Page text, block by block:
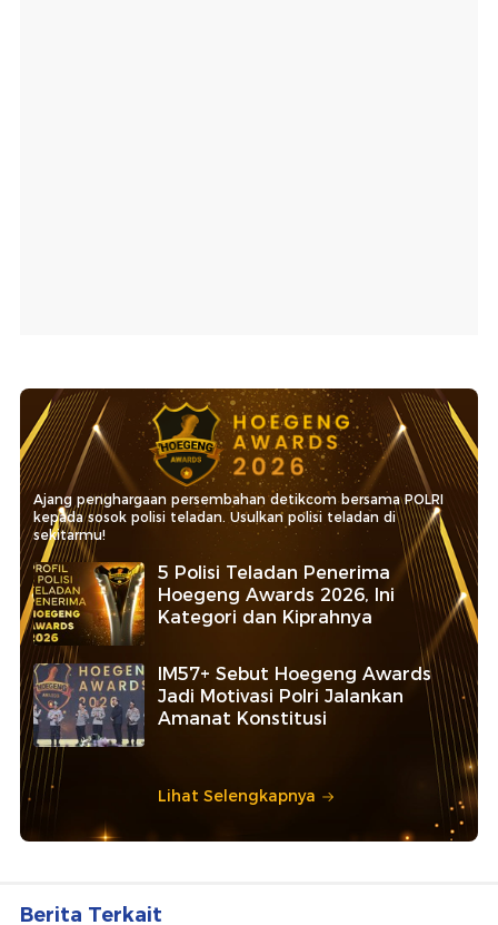
Ajang penghargaan persembahan detikcom bersama POLRI
kepada sosok polisi teladan. Usulkan polisi teladan di
sekitarmu!
5 Polisi Teladan Penerima
Hoegeng Awards 2026, Ini
Kategori dan Kiprahnya
IM57+ Sebut Hoegeng Awards
Jadi Motivasi Polri Jalankan
Amanat Konstitusi
Lihat Selengkapnya
Berita Terkait